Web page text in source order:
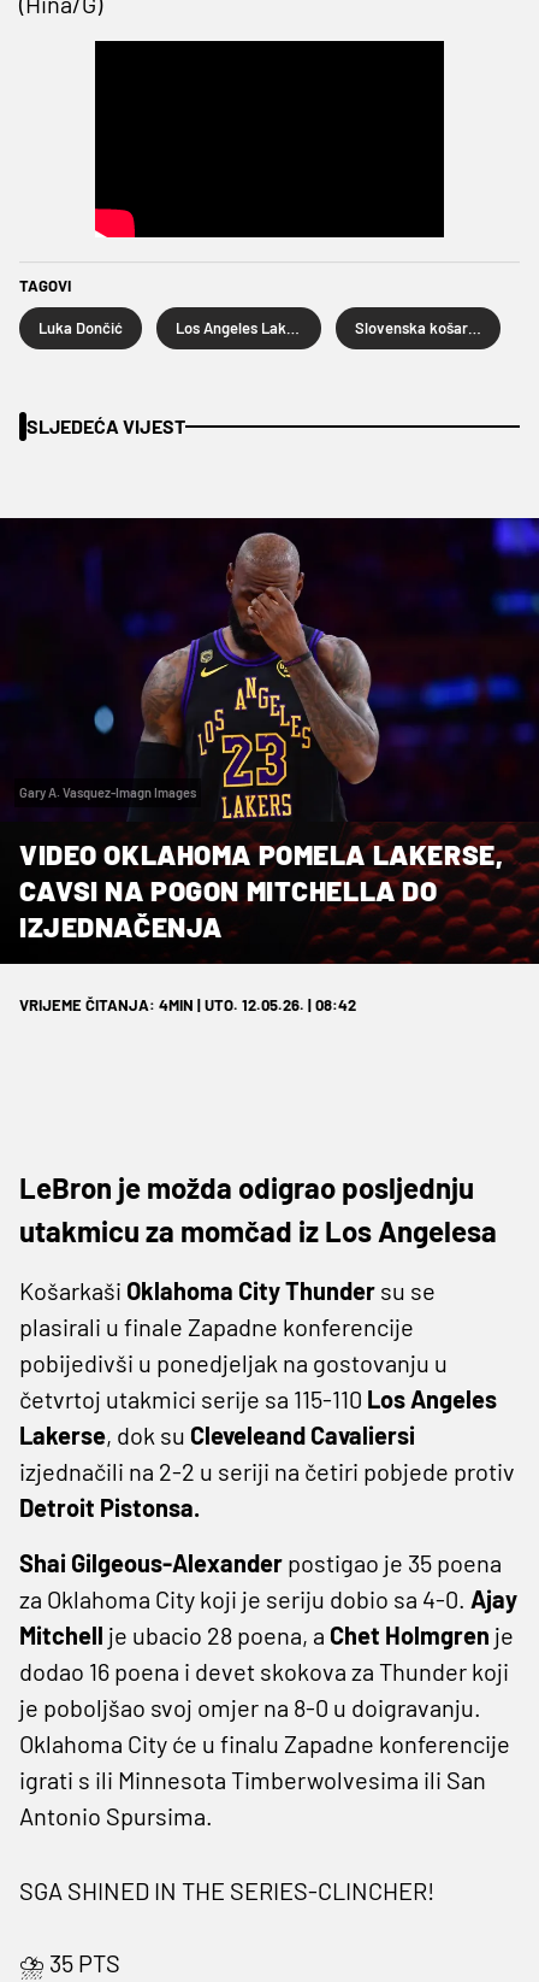
TAGOVI
Luka Dončić
SLJEDEĆA VIJEST
Gary A. Vasquez-Imagn Images
VIDEO OKLAHOMA POMELA LAKERSE,
CAVSI NA POGON MITCHELLA DO
IZJEDNAČENJA
VRIJEME ČITANJA: 4MIN | UTO. 12.05.26. | 08:42
LeBron je možda odigrao posljednju
utakmicu za momčad iz Los Angelesa
Košarkaši Oklahoma City Thunder su se
plasirali u finale Zapadne konferencije
pobijedivši u ponedjeljak na gostovanju u
četvrtoj utakmici serije sa 115-110 Los Angeles
Lakerse, dok su Cleveleand Cavaliersi
izjednačili na 2-2 u seriji na četiri pobjede protiv
Detroit Pistonsa.
Shai Gilgeous-Alexander postigao je 35 poena
za Oklahoma City koji je seriju dobio sa 4-0. Ajay
Mitchell je ubacio 28 poena, a Chet Holmgren je
dodao 16 poena i devet skokova za Thunder koji
je poboljšao svoj omjer na 8-0 u doigravanju.
Oklahoma City će u finalu Zapadne konferencije
igrati s ili Minnesota Timberwolvesima ili San
Antonio Spursima.
SGA SHINED IN THE SERIES-CLINCHER!
⛈️ 35 PTS